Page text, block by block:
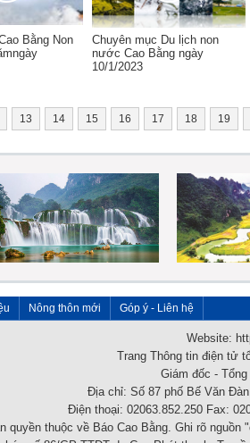
Bằng Non
Chuyên mục Du lịch non
nước Cao Bằng ngày
10/1/2023
13 14 15 16 17 18 19
Nông thôn mới Góp ý - Liên hệ
Website:
Trang Thông tin điện tử
Giám đốc -
Địa chỉ: Số 87 phố Bế Văn
Điện thoại: 02063.852.250 Fax:
quyền thuộc về Báo Cao Bằng. Ghi rõ